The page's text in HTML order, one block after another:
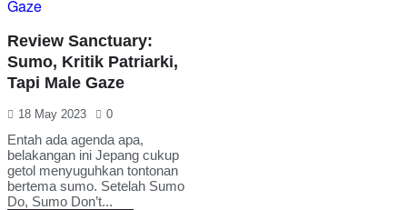
Review Sanctuary:
Sumo, Kritik Patriarki,
Tapi Male Gaze
18 May 2023 0
Entah ada agenda apa,
belakangan ini Jepang cukup
getol menyuguhkan tontonan
bertema sumo. Setelah Sumo
Do, Sumo Don’t...